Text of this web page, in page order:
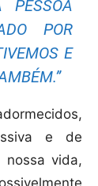
PESSOA
POR
E
e de
nossa vida,